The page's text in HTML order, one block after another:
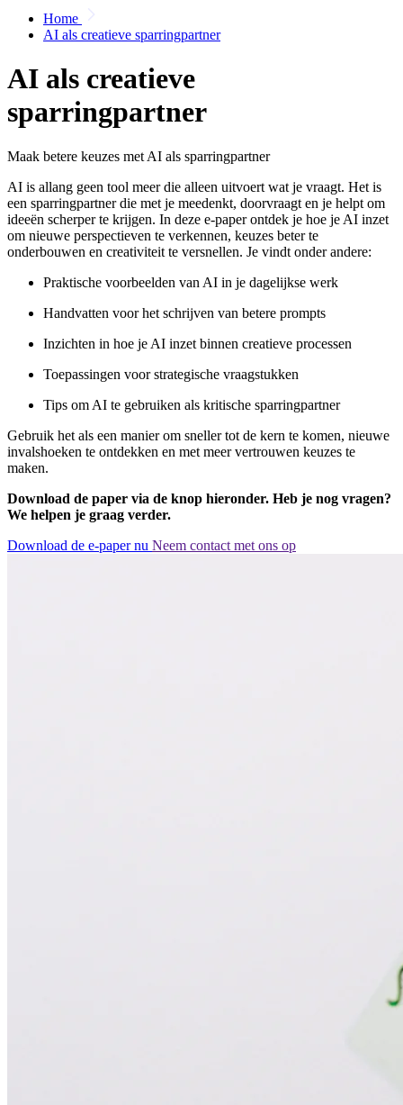
Home
AI als creatieve sparringpartner
AI als creatieve
sparringpartner
Maak betere keuzes met AI als sparringpartner
AI is allang geen tool meer die alleen uitvoert wat je vraagt. Het is
een sparringpartner die met je meedenkt, doorvraagt en je helpt om
ideeën scherper te krijgen. In deze e-paper ontdek je hoe je AI inzet
om nieuwe perspectieven te verkennen, keuzes beter te
onderbouwen en creativiteit te versnellen. Je vindt onder andere:
Praktische voorbeelden van AI in je dagelijkse werk
Handvatten voor het schrijven van betere prompts
Inzichten in hoe je AI inzet binnen creatieve processen
Toepassingen voor strategische vraagstukken
Tips om AI te gebruiken als kritische sparringpartner
Gebruik het als een manier om sneller tot de kern te komen, nieuwe
invalshoeken te ontdekken en met meer vertrouwen keuzes te
maken.
Download de paper via de knop hieronder. Heb je nog vragen?
We helpen je graag verder.
Download de e-paper nu Neem contact met ons op